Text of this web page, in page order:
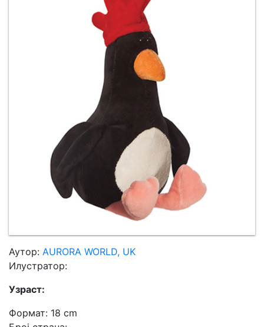
Аутор: AURORA WORLD, UK
Илустратор:
Узраст:
Формат: 18 cm